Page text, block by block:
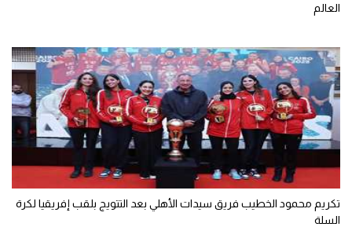
العالم
تكريم محمود الخطيب فريق سيدات الأهلي بعد التتويج بلقب إفريقيا لكرة
السلة